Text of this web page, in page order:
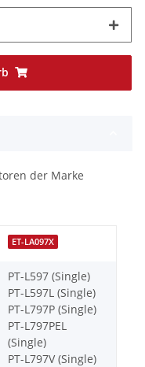
der Marke
ET-LA097X
PT-L597 (Single)
PT-L597L (Single)
PT-L797P (Single)
PT-L797PEL
(Single)
PT-L797V (Single)